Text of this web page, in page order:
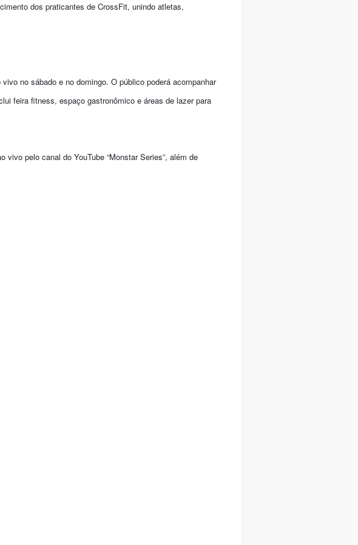
dos praticantes de CrossFit, unindo atletas,
no sábado e no domingo. O público poderá acompanhar
feira fitness, espaço gastronômico e áreas de lazer para
pelo canal do YouTube “Monstar Series”, além de